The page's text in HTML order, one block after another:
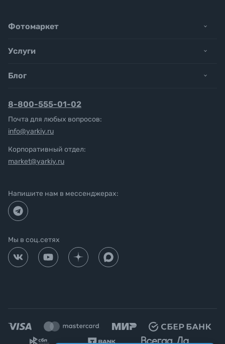
Фотомаркет
Услуги
Блог
8-800-555-01-02
Почта для любых вопросов:
info@yarkiy.ru
Корпоративный отдел:
market@yarkiy.ru
Напишите нам в мессенджерах:
Мы в соц.сетях